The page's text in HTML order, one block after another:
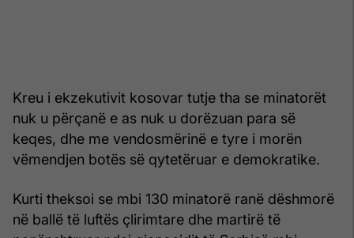
Kreu i ekzekutivit kosovar tutje tha se minatorët
nuk u përçanë e as nuk u dorëzuan para së
keqes, dhe me vendosmërinë e tyre i morën
vëmendjen botës së qytetëruar e demokratike.
Kurti theksoi se mbi 130 minatorë ranë dëshmorë
në ballë të luftës çlirimtare dhe martirë të